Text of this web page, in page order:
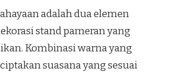
adalah dua elemen
stand pameran yang
Kombinasi warna yang
suasana yang sesuai